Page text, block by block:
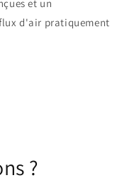
et un
d'air pratiquement
?